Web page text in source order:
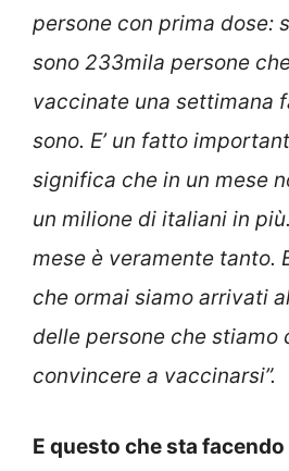
persone con prima dose:
sono 233mila persone
vaccinate una settimana
sono. E’ un fatto
significa che in un mese
un milione di italiani in
mese è veramente tanto.
che ormai siamo arrivati
delle persone che stiamo
convincere a vaccinarsi”.
E questo che sta